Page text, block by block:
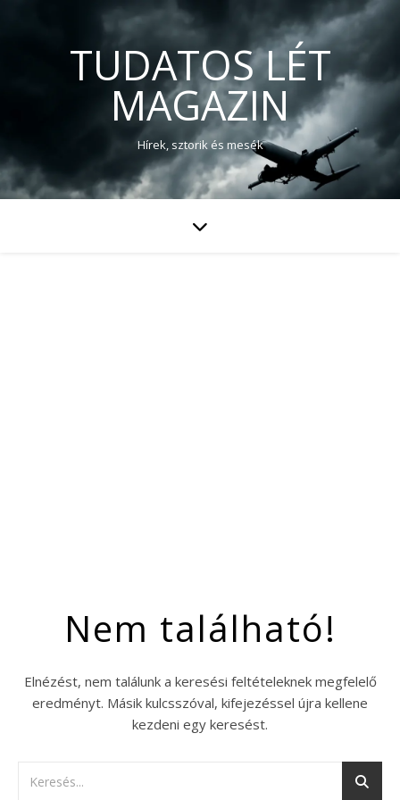
TUDATOS LÉT
MAGAZIN
Hírek, sztorik és mesék
Nem található!
Elnézést, nem találunk a keresési feltételeknek megfelelő
eredményt. Másik kulcsszóval, kifejezéssel újra kellene
kezdeni egy keresést.